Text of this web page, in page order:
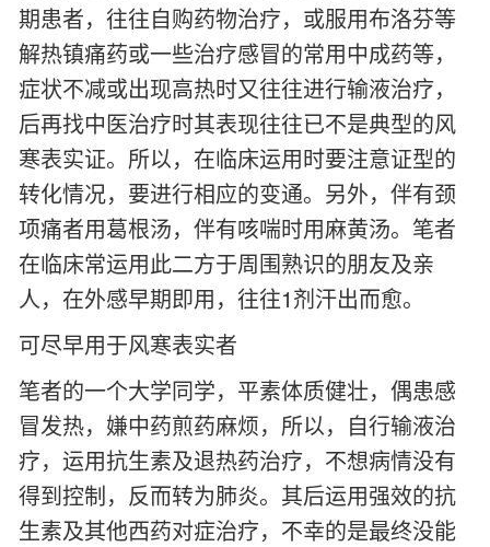
期患者，往往自购药物治疗，或服用布洛芬等
解热镇痛药或一些治疗感冒的常用中成药等，
症状不减或出现高热时又往往进行输液治疗，
后再找中医治疗时其表现往往已不是典型的风
寒表实证。所以，在临床运用时要注意证型的
转化情况，要进行相应的变通。另外，伴有颈
项痛者用葛根汤，伴有咳喘时用麻黄汤。笔者
在临床常运用此二方于周围熟识的朋友及亲
人，在外感早期即用，往往1剂汗出而愈。
可尽早用于风寒表实者
笔者的一个大学同学，平素体质健壮，偶患感
冒发热，嫌中药煎药麻烦，所以，自行输液治
疗，运用抗生素及退热药治疗，不想病情没有
得到控制，反而转为肺炎。其后运用强效的抗
生素及其他西药对症治疗，不幸的是最终没能